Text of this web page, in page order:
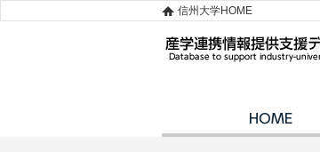
信州大学HOME